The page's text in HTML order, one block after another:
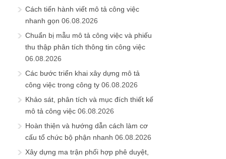
Cách tiến hành viết mô tả công việc
nhanh gọn 06.08.2026
Chuẩn bị mẫu mô tả công việc và phiếu
thu thập phân tích thông tin công việc
06.08.2026
Các bước triển khai xây dựng mô tả
công việc trong công ty 06.08.2026
Khảo sát, phân tích và mục đích thiết kế
mô tả công việc 06.08.2026
Hoàn thiện và hướng dẫn cách làm cơ
cấu tổ chức bộ phận nhanh 06.08.2026
Xây dựng ma trận phối hợp phê duyệt,